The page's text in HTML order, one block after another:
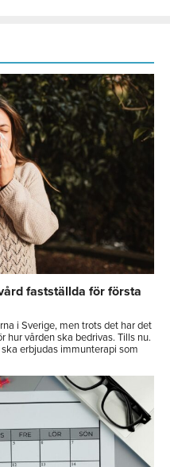
fastställda för första
i Sverige, men trots det har det
vården ska bedrivas. Tills nu.
erbjudas immunterapi som